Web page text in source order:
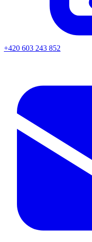
+420 603 243 852